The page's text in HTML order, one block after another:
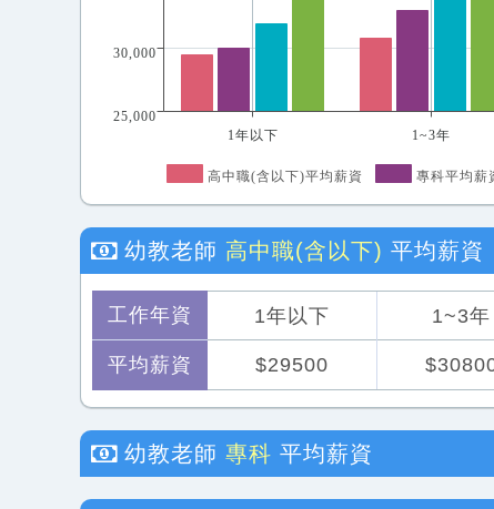
1年以下 1~3年
25,000
30,000
高中職(含以下)平均薪資 專科平均薪
幼教老師 高中職(含以下) 平均薪資
工作年資
平均薪資
1年以下 1~3年
$29500
幼教老師 專科 平均薪資